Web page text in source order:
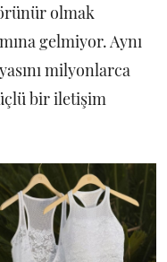
olmak
gelmiyor. Aynı
milyonlarca
bir iletişim